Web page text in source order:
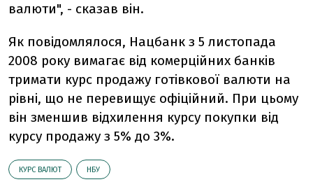
валюти", - сказав він.
Як повідомлялося, Нацбанк з 5 листопада
2008 року вимагає від комерційних банків
тримати курс продажу готівкової валюти на
рівні, що не перевищує офіційний. При цьому
він зменшив відхилення курсу покупки від
курсу продажу з 5% до 3%.
КУРС ВАЛЮТ НБУ